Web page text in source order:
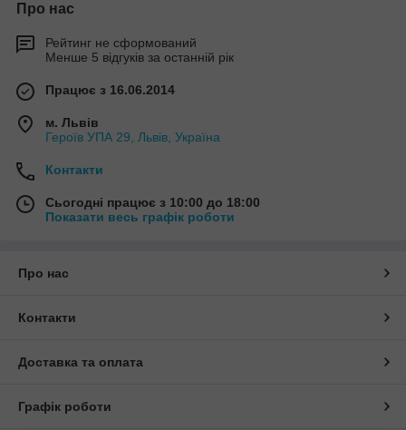
Про нас
Рейтинг не сформований
Менше 5 відгуків за останній рік
Працює з 16.06.2014
м. Львів
Героїв УПА 29, Львів, Україна
Контакти
Сьогодні працює з 10:00 до 18:00
Показати весь графік роботи
Про нас
Контакти
Доставка та оплата
Графік роботи